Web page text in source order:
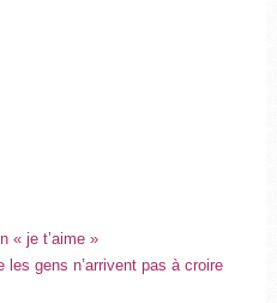
« je t’aime »
gens n’arrivent pas à croire